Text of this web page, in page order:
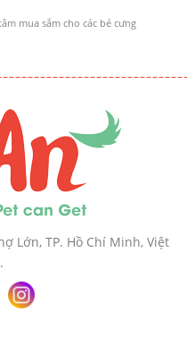
mua sắm cho các bé cưng
Lớn, TP. Hồ Chí Minh, Việt